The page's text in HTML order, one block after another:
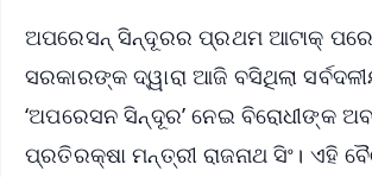
ଅପରେସନ୍‌ ସିନ୍ଦୂରର ପ୍ରଥମ ଆଟାକ୍‌
ସରକାରଙ୍କ ଦ୍ୱାରା ଆଜି ବସିଥିଲା
‘ଅପରେସନ ସିନ୍ଦୂର’ ନେଇ ବିରୋଧୀଙ୍କ
ପ୍ରତିରକ୍ଷା ମନ୍ତ୍ରୀ ରାଜନାଥ ସିଂ। ଏହି